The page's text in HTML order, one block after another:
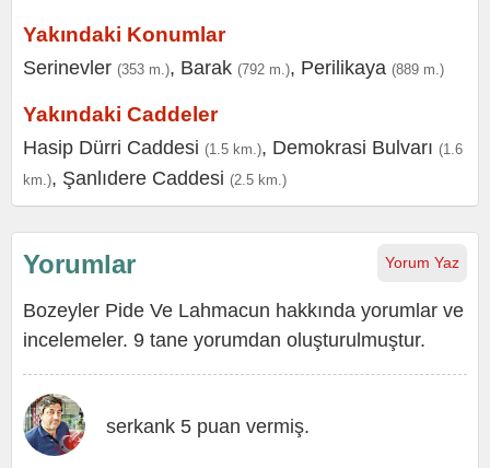
Yakındaki Konumlar
Serinevler (353 m.), Barak (792 m.), Perilikaya (889 m.)
Yakındaki Caddeler
Hasip Dürri Caddesi (1.5 km.), Demokrasi Bulvarı (1.6
km.), Şanlıdere Caddesi (2.5 km.)
Yorum Yaz
Yorumlar
Bozeyler Pide Ve Lahmacun hakkında yorumlar ve
incelemeler. 9 tane yorumdan oluşturulmuştur.
serkank 5 puan vermiş.